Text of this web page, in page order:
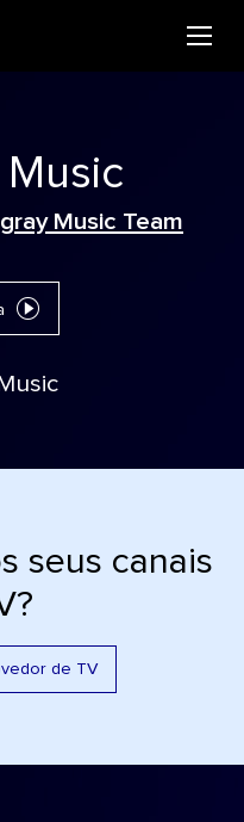
Music Team
seus canais
de TV